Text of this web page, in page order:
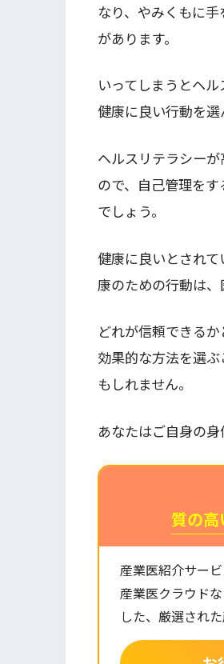
なり、やみくもに
があります。
いってしまうとヘ
健康に良い行動を選
ヘルスリテラシー
ので、自己管理を
でしょう。
健康に良いとされ
康のための行動は、
どれが信頼できる
効果的な方法を選
もしれません。
あなたはご自身の
質の
産業医紹介サー
産業医クラウド
した、厳選され